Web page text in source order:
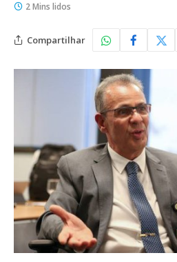
2 Mins lidos
Compartilhar